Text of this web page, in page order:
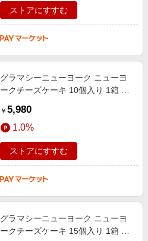
ストアにすすむ
グラマシーニューヨーク ニューヨ
ークチーズケーキ 10個入り 1箱 袋
母の日 父の日 プレゼント お祝い
￥ 5,980
1.0%
ストアにすすむ
グラマシーニューヨーク ニューヨ
ークチーズケーキ 15個入り 1箱 袋